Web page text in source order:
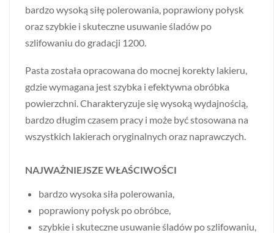
bardzo wysoką siłę polerowania, poprawiony połysk
oraz szybkie i skuteczne usuwanie śladów po
szlifowaniu do gradacji 1200.
Pasta została opracowana do mocnej korekty lakieru,
gdzie wymagana jest szybka i efektywna obróbka
powierzchni. Charakteryzuje się wysoką wydajnością,
bardzo długim czasem pracy i może być stosowana na
wszystkich lakierach oryginalnych oraz naprawczych.
NAJWAŻNIEJSZE WŁAŚCIWOŚCI
bardzo wysoka siła polerowania,
poprawiony połysk po obróbce,
szybkie i skuteczne usuwanie śladów po szlifowaniu,